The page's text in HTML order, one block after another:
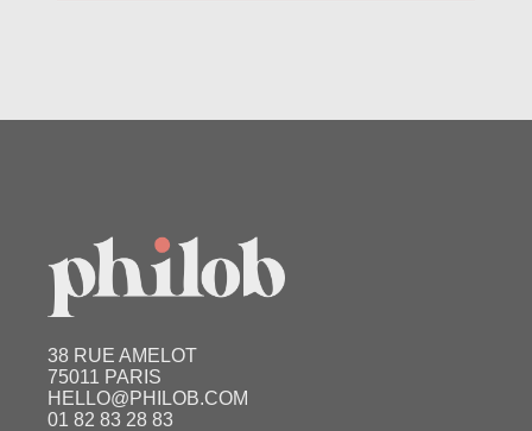
38 RUE AMELOT
75011 PARIS
HELLO@PHILOB.COM
01 82 83 28 83